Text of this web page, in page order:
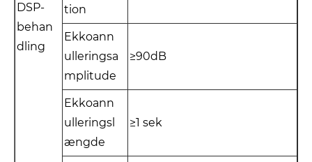
DSP-
behan
dling
tion
Ekkoann
ulleringsa
mplitude
≥90dB
Ekkoann
ulleringsl
ængde
≥1 sek